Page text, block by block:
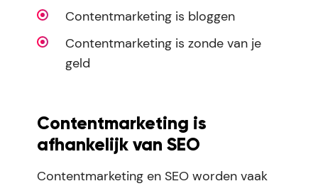
Contentmarketing is bloggen
Contentmarketing is zonde van je
geld
Contentmarketing is
afhankelijk van SEO
Contentmarketing en SEO worden vaak